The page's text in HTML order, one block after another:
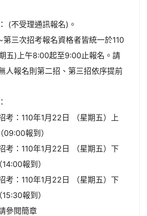
(不受理通訊報名)。
三次招考報名資格者皆統一於110
五)上午8:00起至9:00止報名。請
人報名則第二招、第三招依序提前
考：110年1月22日 （星期五）上
報到）
考：110年1月22日 （星期五）下
報到）
考：110年1月22日 （星期五）下
報到）
參閱簡章